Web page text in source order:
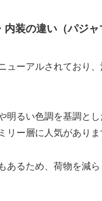
装の違い（パジャ
ューアルされており
明るい色調を基調と
リー層に人気がありま
あるため、荷物を減